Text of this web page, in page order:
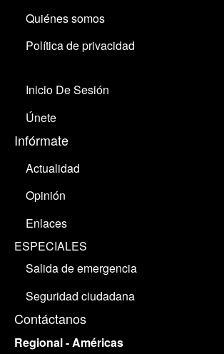
Quiénes somos
Política de privacidad
Inicio De Sesión
Únete
Infórmate
Actualidad
Opinión
Enlaces
ESPECIALES
Salida de emergencia
Seguridad ciudadana
Contáctanos
Regional - Américas